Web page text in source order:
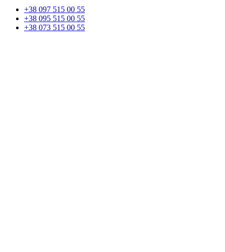
+38 097 515 00 55
+38 095 515 00 55
+38 073 515 00 55